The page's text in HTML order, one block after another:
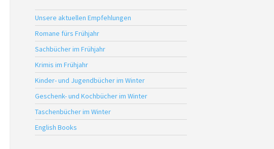
Unsere aktuellen Empfehlungen
Romane fürs Frühjahr
Sachbücher im Frühjahr
Krimis im Frühjahr
Kinder- und Jugendbücher im Winter
Geschenk- und Kochbücher im Winter
Taschenbücher im Winter
English Books